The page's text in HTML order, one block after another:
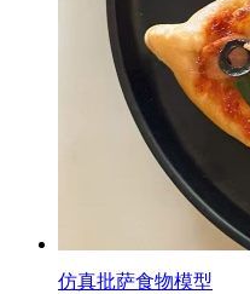
仿真批萨食物模型